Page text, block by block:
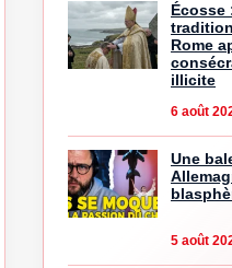
Écosse
Rome
illicite
6 août
Une
5 août